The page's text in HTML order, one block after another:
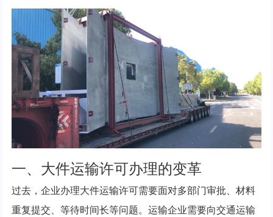
一、大件运输许可办理的变革
过去，企业办理大件运输许可需要面对多部门审批、材料
重复提交、等待时间长等问题。运输企业需要向交通运输